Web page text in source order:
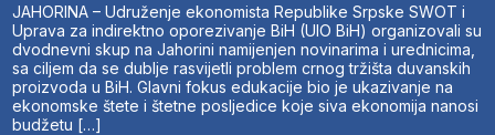
JAHORINA – Udruženje ekonomista Republike Srpske SWOT i
Uprava za indirektno oporezivanje BiH (UIO BiH) organizovali su
dvodnevni skup na Jahorini namijenjen novinarima i urednicima,
sa ciljem da se dublje rasvijetli problem crnog tržišta duvanskih
proizvoda u BiH. Glavni fokus edukacije bio je ukazivanje na
ekonomske štete i štetne posljedice koje siva ekonomija nanosi
budžetu […]